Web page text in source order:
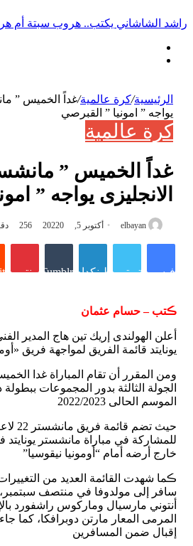
راشد الشاشاني يكتب.. هروب سبتة أم
الرئيسية/كرة عالمية/غداً الخميس ”
يواجه ” امونيا ” القبرصي
كرة عالمية
غداً الخميس ”
الانجليزى يواجه ”
elbayan أكتوبر 5, 2022 0
فيسبوكتويتر لينكدإن Tumblr
ڪتب – حسام عثمان
أعلن الهولندى إريك تين هاج المدير
يونايتد قائمة الفريق لمواجهة فريق
ومن المقرر أن تقام المباراة غدا
الجولة الثالثة بدور المجموعات
الموسم الحالى 2022/2023
حيث
للمشاركة في مباراة مانشستر يونايتد
خارج أرضه أمام “أومونيا نيقوسيا”
ڪما شهدت القائمة العديد من
سافر إلى مولدوفا في منتصف
أنتوني مارسيال وماركوس راشفورد
المرمى المعار مارتن دوبرافكا، كما
إقبال ضمن المسافرين